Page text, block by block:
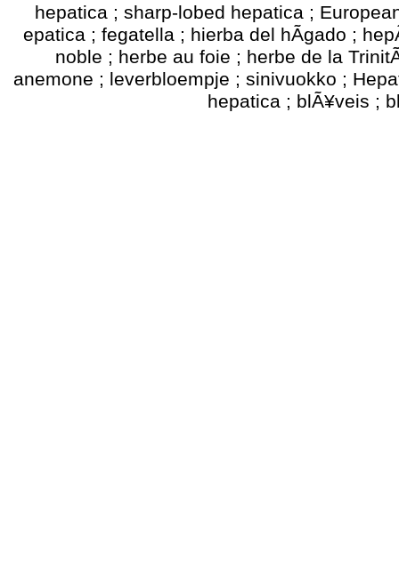
hepatica ; sharp-lobed hepatica ;
epatica ; fegatella ; hierba del hÃ­gado ;
noble ; herbe au foie ; herbe de la
anemone ; leverbloempje ; sinivuokko ;
hepatica ; blÃ¥veis ;